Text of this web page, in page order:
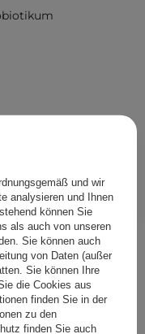
WARENKORB
von
geprüft
und wir
analysieren und Ihnen
können Sie
als auch von unseren
Sie können auch
von Daten (außer
Sie können Ihre
die Cookies aus
finden Sie in der
zu den
finden Sie auch